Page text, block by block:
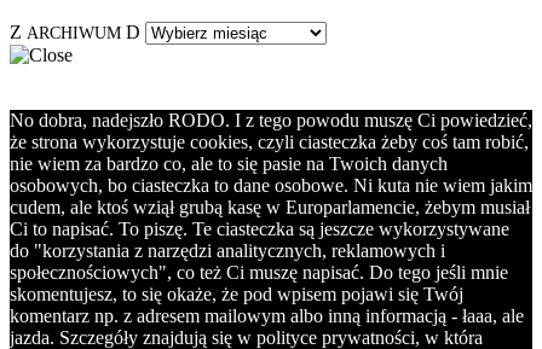
Z ARCHIWUM D
No dobra, nadejszło RODO. I z tego powodu muszę Ci powiedzieć,
że strona wykorzystuje cookies, czyli ciasteczka żeby coś tam robić,
nie wiem za bardzo co, ale to się pasie na Twoich danych
osobowych, bo ciasteczka to dane osobowe. Ni kuta nie wiem jakim
cudem, ale ktoś wziął grubą kasę w Europarlamencie, żebym musiał
Ci to napisać. To piszę. Te ciasteczka są jeszcze wykorzystywane
do "korzystania z narzędzi analitycznych, reklamowych i
społecznościowych", co też Ci muszę napisać. Do tego jeśli mnie
skomentujesz, to się okaże, że pod wpisem pojawi się Twój
komentarz np. z adresem mailowym albo inną informacją - łaaa, ale
jazda. Szczegóły znajdują się w polityce prywatności, w która